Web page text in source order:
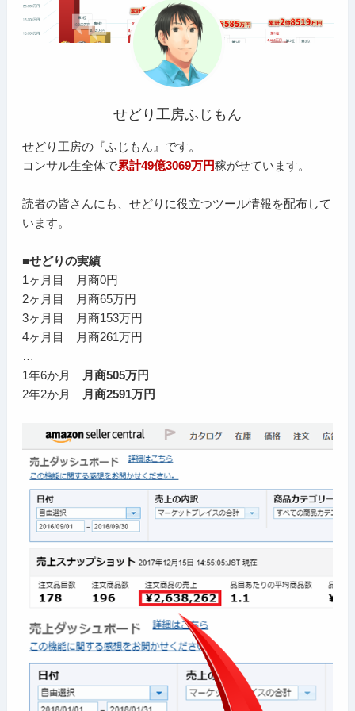
せどり工房ふじもん
せどり工房の『ふじもん』です。
コンサル生全体で累計49億3069万円稼がせています。
読者の皆さんにも、せどりに役立つツール情報を配布して
います。
■せどりの実績
1ヶ月目 月商0円
2ヶ月目 月商65万円
3ヶ月目 月商153万円
4ヶ月目 月商261万円
…
1年6か月
月商505万円
2年2か月
月商2591万円